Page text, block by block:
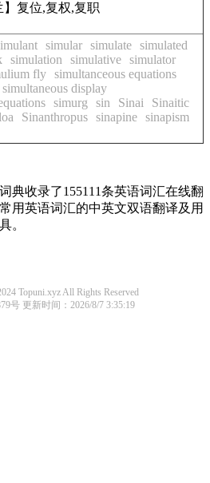
复位,复权,复职
simular simulate simulated
simulation simulative simulator
fly simultanceous equations
simultaneous display
simurg sin Sinai
Sinaitic
Sinanthropus sinapine sinapism
典收录了155111条英语词汇在线翻
用英语词汇的中英文双语翻译及用
。
Topuni.xyz All Rights Reserved
号更新时间：2026/8/7 3:35:19